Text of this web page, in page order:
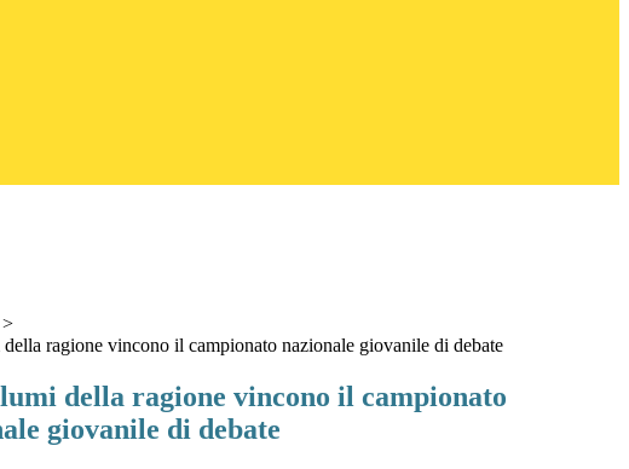
>
ragione vincono il campionato nazionale giovanile di debate
della ragione vincono il campionato
giovanile di debate